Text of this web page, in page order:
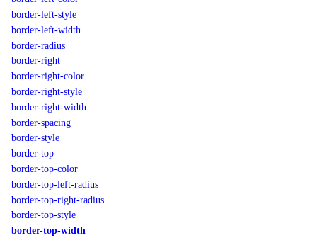
border-left-style
border-left-width
border-radius
border-right
border-right-color
border-right-style
border-right-width
border-spacing
border-style
border-top
border-top-color
border-top-left-radius
border-top-right-radius
border-top-style
border-top-width